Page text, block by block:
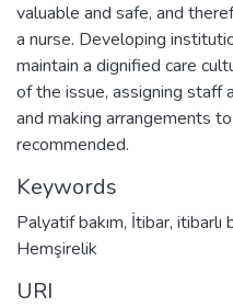
valuable and safe, and
a nurse. Developing
maintain a dignified care
of the issue, assigning staff
and making arrangements
recommended.
Keywords
Palyatif bakım, İtibar, itibarlı
Hemşirelik
URI